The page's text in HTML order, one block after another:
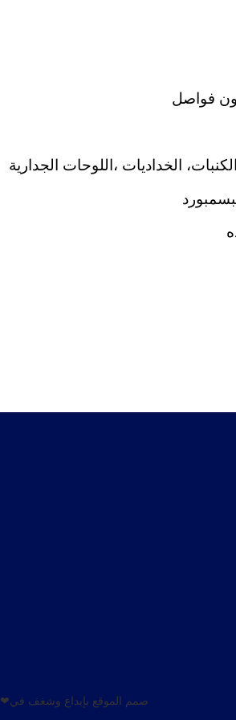
فواصل
الخداديات ،اللوحات الجدارية
صمم الموقع بإبداع وشغف في❤